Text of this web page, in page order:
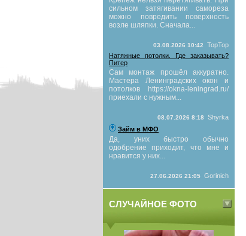
сильном затягивании самореза
можно повредить поверхность
возле шляпки. Сначала...
03.08.2026 10:42
TopTop
Натяжные потолки. Где заказывать?
Питер
Сам монтаж прошёл аккуратно.
Мастера Ленинградских окон и
потолков https://okna-leningrad.ru/
приехали с нужным...
08.07.2026 8:18
Shyrka
Займ в МФО
Да, уних быстро обычно
одобрение приходит, что мне и
нравится у них...
27.06.2026 21:05 Gorinich
СЛУЧАЙНОЕ ФОТО